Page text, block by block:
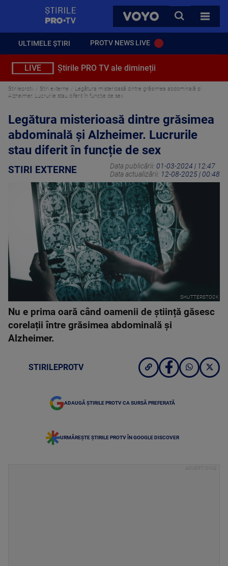
VOYO
CAUTA
TOATE
ULTIMELE ȘTIRI PROTV NEWS LIVE
LIVE Știrile PRO TV ale dimineții
Stirileprotv Stiri externe
Legătura misterioasă dintre grăsimea abdominală și
Alzheimer. Lucrurile stau diferit în funcție de sex
Legătura misterioasă dintre grăsimea
abdominală și Alzheimer. Lucrurile
stau diferit în funcție de sex
STIRI EXTERNE Data publicării: 01-03-2024 | 12:47
Data actualizării: 12-08-2025 | 00:48
SHUTTERSTOCK
Nu e prima oară când oamenii de știință găsesc
corelații între grăsimea abdominală și
Alzheimer.
STIRILEPROTV
ADAUGĂ ȘTIRILE PROTV CA SURSĂ PREFERATĂ
URMĂREȘTE ȘTIRILE PROTV ÎN GOOGLE DISCOVER